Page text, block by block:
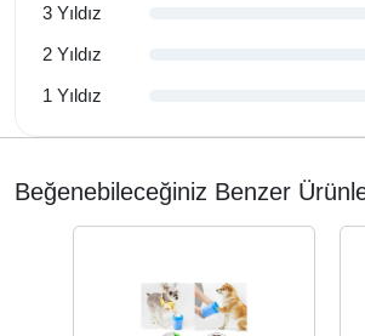
3 Yıldız
2 Yıldız
1 Yıldız
Beğenebileceğiniz Benzer